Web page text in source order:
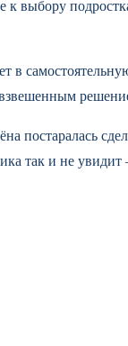
выбору
в
постаралась
так и не